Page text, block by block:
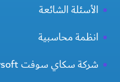
الأسئلة الشائعة
انظمة محاسبية
شركة سكاي سوفت Skysoft